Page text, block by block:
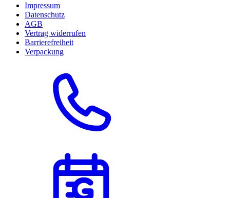
Impressum
Datenschutz
AGB
Vertrag widerrufen
Barrierefreiheit
Verpackung